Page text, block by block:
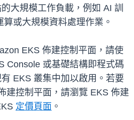
大規模工作負載，例如 AI 訓
或大規模資料處理作業。
EKS 佈建控制平面，請使
Console 或基礎結構即程式碼
EKS 叢集中加以啟用。若要
建控制平面，請瀏覽 EKS 佈建
定價頁面 。